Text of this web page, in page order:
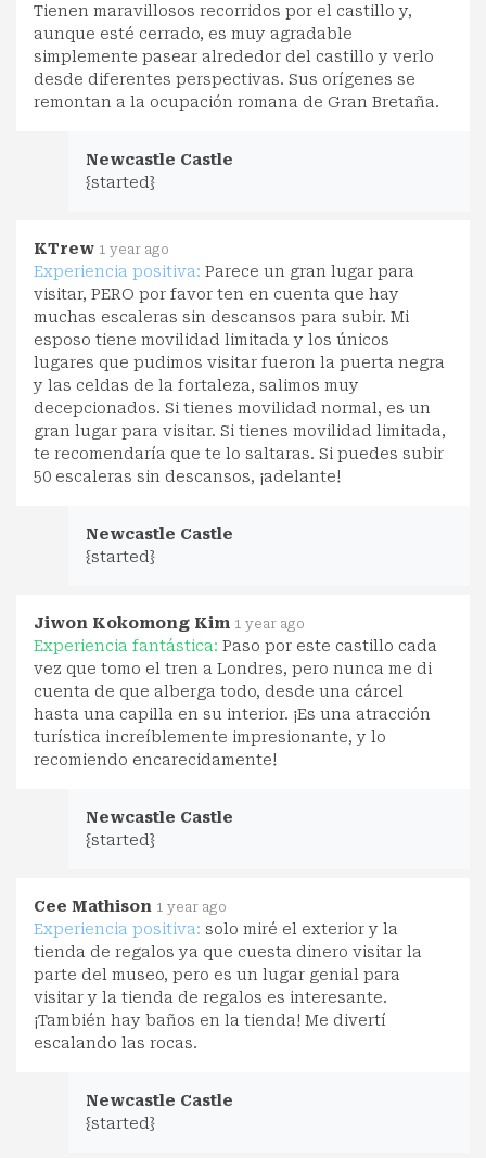
Tienen maravillosos recorridos por el castillo y,
aunque esté cerrado, es muy agradable
simplemente pasear alrededor del castillo y verlo
desde diferentes perspectivas. Sus orígenes se
remontan a la ocupación romana de Gran Bretaña.
Newcastle Castle
{started}
KTrew 1 year ago
Experiencia positiva: Parece un gran lugar para
visitar, PERO por favor ten en cuenta que hay
muchas escaleras sin descansos para subir. Mi
esposo tiene movilidad limitada y los únicos
lugares que pudimos visitar fueron la puerta negra
y las celdas de la fortaleza, salimos muy
decepcionados. Si tienes movilidad normal, es un
gran lugar para visitar. Si tienes movilidad limitada,
te recomendaría que te lo saltaras. Si puedes subir
50 escaleras sin descansos, ¡adelante!
Newcastle Castle
{started}
Jiwon Kokomong Kim 1 year ago
Experiencia fantástica: Paso por este castillo cada
vez que tomo el tren a Londres, pero nunca me di
cuenta de que alberga todo, desde una cárcel
hasta una capilla en su interior. ¡Es una atracción
turística increíblemente impresionante, y lo
recomiendo encarecidamente!
Newcastle Castle
{started}
Cee Mathison 1 year ago
Experiencia positiva: solo miré el exterior y la
tienda de regalos ya que cuesta dinero visitar la
parte del museo, pero es un lugar genial para
visitar y la tienda de regalos es interesante.
¡También hay baños en la tienda! Me divertí
escalando las rocas.
Newcastle Castle
{started}